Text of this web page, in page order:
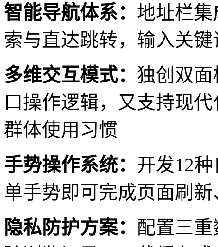
智能导航体系： 地址栏
索与直达跳转，输入关
多维交互模式： 独创双
口操作逻辑，又支持现
群体使用习惯
手势操作系统： 开发12
单手势即可完成页面刷
隐私防护方案： 配置三